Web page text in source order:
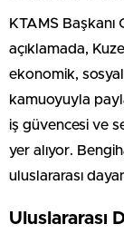
KTAMS Başkanı
açıklamada,
ekonomik,
kamuoyuyla
iş güvencesi ve
yer alıyor.
uluslararası
Uluslararası